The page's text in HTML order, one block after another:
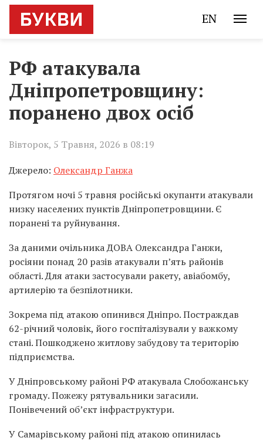
EN
РФ атакувала
Дніпропетровщину:
поранено двох осіб
Вівторок, 5 Травня, 2026 в 08:19
Джерело: Олександр Ганжа
Протягом ночі 5 травня російські окупанти атакували
низку населених пунктів Дніпропетровщини. Є
поранені та руйнування.
За даними очільника ДОВА Олександра Ганжи,
росіяни понад 20 разів атакували п’ять районів
області. Для атаки застосували ракету, авіабомбу,
артилерію та безпілотники.
Зокрема під атакою опинився Дніпро. Постраждав
62-річний чоловік, його госпіталізували у важкому
стані. Пошкоджено житлову забудову та територію
підприємства.
У Дніпровському районі РФ атакувала Слобожанську
громаду. Пожежу рятувальники загасили.
Понівечений об’єкт інфраструктури.
У Самарівському районі під атакою опинилась